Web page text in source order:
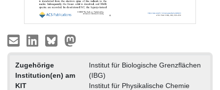
Zugehörige
Institution(en) am
KIT
Institut für Biologische Grenzflächen
(IBG)
Institut für Physikalische Chemie